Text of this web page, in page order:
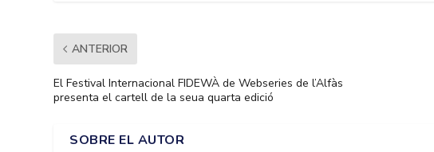
ANTERIOR
El Festival Internacional FIDEWÀ de Webseries de l’Alfàs
presenta el cartell de la seua quarta edició
SOBRE EL AUTOR